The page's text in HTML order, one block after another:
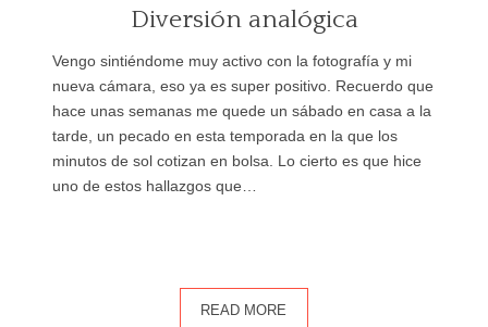
Diversión analógica
Vengo sintiéndome muy activo con la fotografía y mi
nueva cámara, eso ya es super positivo. Recuerdo que
hace unas semanas me quede un sábado en casa a la
tarde, un pecado en esta temporada en la que los
minutos de sol cotizan en bolsa. Lo cierto es que hice
uno de estos hallazgos que…
READ MORE